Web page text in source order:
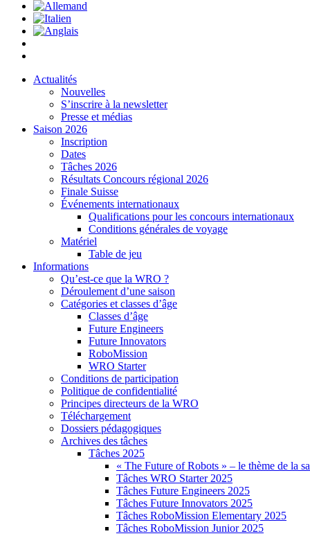
Actualités
Nouvelles
S’inscrire à la newsletter
Presse et médias
Saison 2026
Inscription
Dates
Tâches 2026
Résultats Concours régional 2026
Finale Suisse
Événements internationaux
Qualifications pour les concours internationaux
Conditions générales de voyage
Matériel
Table de jeu
Informations
Qu’est-ce que la WRO ?
Déroulement d’une saison
Catégories et classes d’âge
Classes d’âge
Future Engineers
Future Innovators
RoboMission
WRO Starter
Conditions de participation
Politique de confidentialité
Principes directeurs de la WRO
Téléchargement
Dossiers pédagogiques
Archives des tâches
Tâches 2025
« The Future of Robots » – le thème de la
Tâches WRO Starter 2025
Tâches Future Engineers 2025
Tâches Future Innovators 2025
Tâches RoboMission Elementary 2025
Tâches RoboMission Junior 2025